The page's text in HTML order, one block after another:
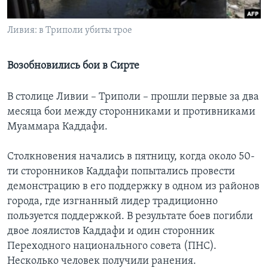
Learning English
Языки
Ливия: в Триполи убиты трое
Возобновились бои в Сирте
В столице Ливии – Триполи – прошли первые за два
месяца бои между сторонниками и противниками
Муаммара Каддафи.
Столкновения начались в пятницу, когда около 50-
ти сторонников Каддафи попытались провести
демонстрацию в его поддержку в одном из районов
города, где изгнанный лидер традиционно
пользуется поддержкой. В результате боев погибли
двое лоялистов Каддафи и один сторонник
Переходного национального совета (ПНС).
Несколько человек получили ранения.